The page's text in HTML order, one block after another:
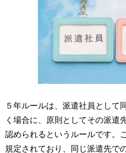
５年ルールは、派遣社員として
く場合に、原則としてその派遣
認められるというルールです。
規定されており、同じ派遣先で